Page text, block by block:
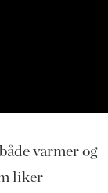
varmer og
liker